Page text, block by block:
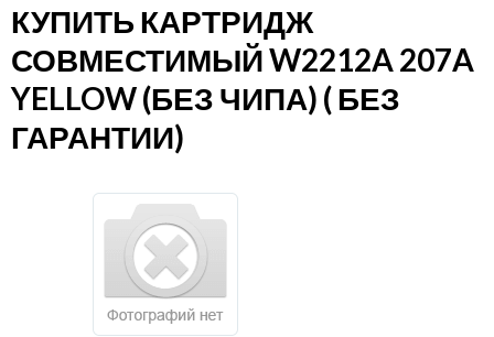
КУПИТЬ КАРТРИДЖ
СОВМЕСТИМЫЙ W2212A 207A
YELLOW (БЕЗ ЧИПА) ( БЕЗ
ГАРАНТИИ)